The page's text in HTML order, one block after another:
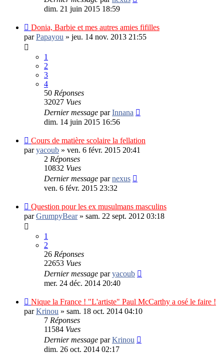
dim. 21 juin 2015 18:59
Donia, Barbie et mes autres amies fifilles
parPapayou » jeu. 14 nov. 2013 21:55
1
2
3
4
50 Réponses
32027 Vues
Dernier message parInnana
dim. 14 juin 2015 16:56
Cours de matière scolaire la fellation
paryacoub » ven. 6 févr. 2015 20:41
2 Réponses
10832 Vues
Dernier message parnexus
ven. 6 févr. 2015 23:32
Question pour les ex musulmans masculins
parGrumpyBear» sam. 22 sept. 2012 03:18
1
2
26 Réponses
22653 Vues
Dernier message paryacoub
mer. 24 déc. 2014 20:40
Nique la France ! "L'artiste" Paul McCarthy a osé le faire !
parKrinou » sam. 18 oct. 2014 04:10
7 Réponses
11584 Vues
Dernier message parKrinou
dim. 26 oct. 2014 02:17